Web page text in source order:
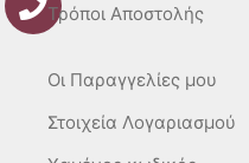
Τρόποι Αποστολής
Οι Παραγγελίες μου
Στοιχεία Λογαριασμού